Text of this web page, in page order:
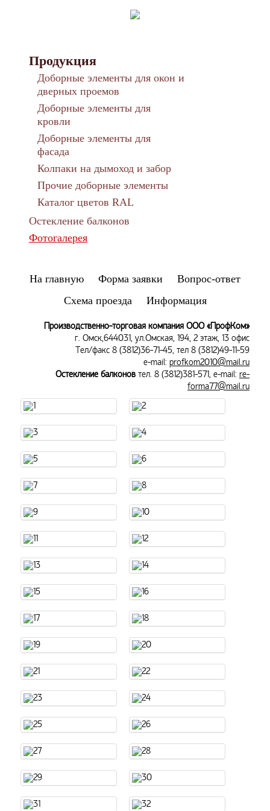
Продукция
Доборные элементы для окон и
дверных проемов
Доборные элементы для
кровли
Доборные элементы для
фасада
Колпаки на дымоход и забор
Прочие доборные элементы
Каталог цветов RAL
Остекление балконов
Фотогалерея
На главную Форма заявки
Вопрос-ответ
Схема проезда
Информация
Производственно-торговая компания ООО «ПрофКом»
г. Омск,644031, ул.Омская, 194, 2 этаж, 13 офис
Тел/факс 8 (3812)36-71-45, тел 8 (3812)49-11-59
e-mail: profkom2010@mail.ru
Остекление балконов тел. 8 (3812)381-571, e-mail: re-
forma77@mail.ru